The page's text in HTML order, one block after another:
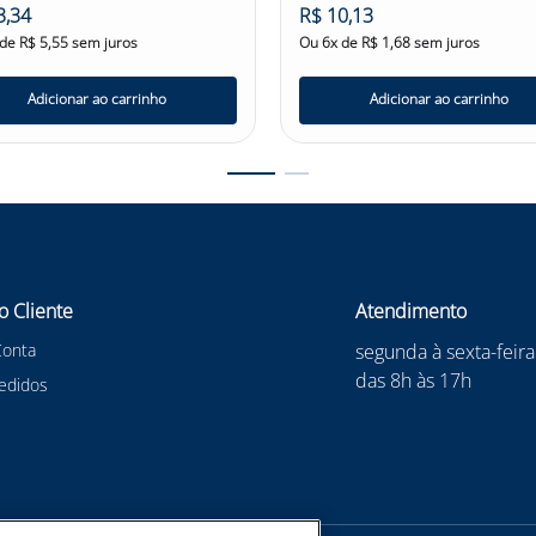
para profissionais que valorizam a segurança e o
Danny é um investimento na sua segurança e bem-
,34
R$5,55sem juros
Adicionar ao carrinho
R$ 10,13
Ou6x de R$ 1,68sem juros
Adicionar ao carrinho
Cliente
Atendimento
segunda à sexta-feira
das 8h às 17h